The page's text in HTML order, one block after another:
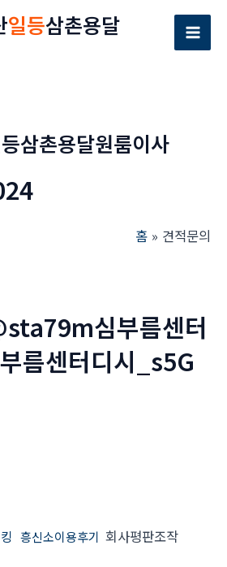
일등삼촌용달
Main
삼촌용달원룸이사
홈 견적문의
심부름센터
름센터디시_s5G
흥신소이용후기 회사평판조작